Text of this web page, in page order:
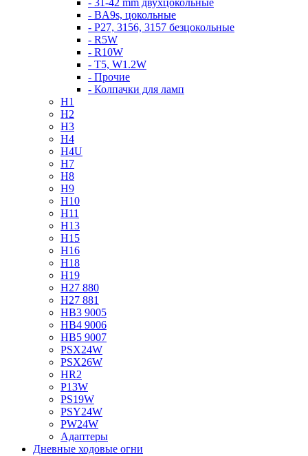
- 31-42 mm двухцокольные
- BA9s, цокольные
- P27, 3156, 3157 безцокольные
- R5W
- R10W
- T5, W1.2W
- Прочие
- Колпачки для ламп
H1
H2
H3
H4
H4U
H7
H8
H9
H10
H11
H13
H15
H16
H18
H19
H27 880
H27 881
HB3 9005
HB4 9006
HB5 9007
PSX24W
PSX26W
HR2
P13W
PS19W
PSY24W
PW24W
Адаптеры
Дневные ходовые огни